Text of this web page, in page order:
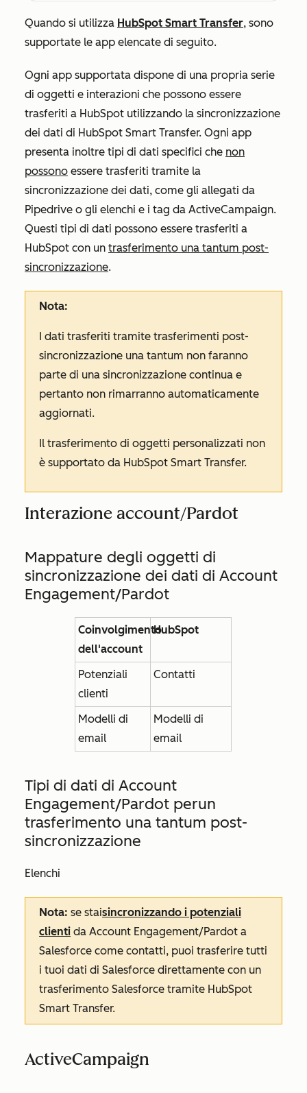
Quando si utilizza HubSpot Smart Transfer, sono
supportate le app elencate di seguito.
Ogni app supportata dispone di una propria serie
di oggetti e interazioni che possono essere
trasferiti a HubSpot utilizzando la sincronizzazione
dei dati di HubSpot Smart Transfer. Ogni app
presenta inoltre tipi di dati specifici che non
possono essere trasferiti tramite la
sincronizzazione dei dati, come gli allegati da
Pipedrive o gli elenchi e i tag da ActiveCampaign.
Questi tipi di dati possono essere trasferiti a
HubSpot con un trasferimento una tantum post-
sincronizzazione.
Nota:
I dati trasferiti tramite trasferimenti post-
sincronizzazione una tantum non faranno
parte di una sincronizzazione continua e
pertanto non rimarranno automaticamente
aggiornati.
Il trasferimento di oggetti personalizzati non
è supportato da HubSpot Smart Transfer.
Interazione account/Pardot
Mappature degli oggetti di
sincronizzazione dei dati di Account
Engagement/Pardot
Coinvolgimento
dell'account
HubSpot
Potenziali
clienti
Contatti
Modelli di
email
Modelli di
email
Tipi di dati di Account
Engagement/Pardot perun
trasferimento una tantum post-
sincronizzazione
Elenchi
Nota: se staisincronizzando i potenziali
clienti da Account Engagement/Pardot a
Salesforce come contatti, puoi trasferire tutti
i tuoi dati di Salesforce direttamente con un
trasferimento Salesforce tramite HubSpot
Smart Transfer.
ActiveCampaign